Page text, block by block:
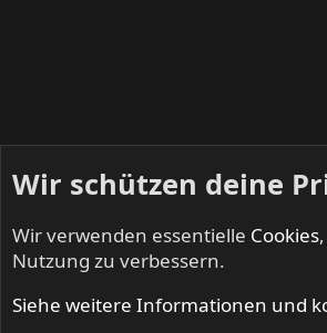
Startseite Foren Musik
Wir schützen deine
Wir verwenden essentielle Cookies
Nutzung zu verbessern.
Siehe weitere Informationen und